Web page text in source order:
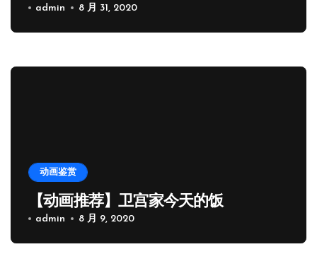
发售
admin 8 月 31, 2020
动画鉴赏
【动画推荐】卫宫家今天的饭
admin 8 月 9, 2020